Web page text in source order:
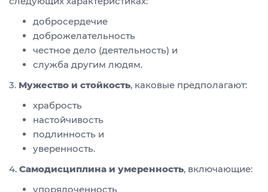
добросердечие
доброжелательность
честное дело (деятельность) и
служба другим людям.
3. Мужество и стойкость, каковые предполагают:
храбрость
настойчивость
подлинность и
уверенность.
4. Самодисциплина и умеренность, включающие:
упорядоченность